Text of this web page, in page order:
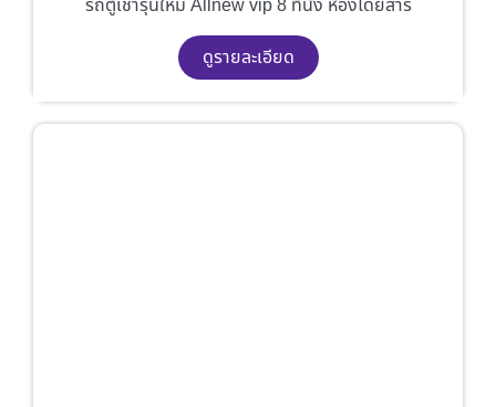
รถตู้เช่ารุ่นใหม่ Allnew vip 8 ที่นั่ง ห้องโดยสาร
ดูรายละเอียด